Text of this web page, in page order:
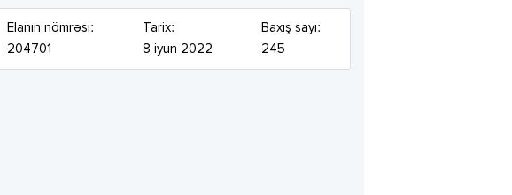
Elanın nömrəsi:
204701
Tarix:
8 iyun 2022
Baxış sayı:
245